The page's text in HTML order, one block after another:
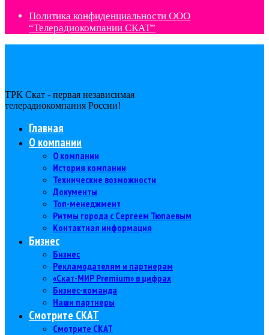
Политика конфиденциальности ООО
“Телерадиокомпании СКАТ”
ТРК Скат - первая независимая
телерадиокомпания Роcсии!
Главная
О компании
О компании
История компании
Технические возможности
Документы
Топ-менеджмент
Ритмы города с Сергеем Тюпаевым
Контактная информация
Бизнес
Бизнес
Рекламодателям и партнерам
«Скат-МИР Premium» в цифрах
Бизнес-команда
Наши партнеры
Смотрите СКАТ
Смотрите СКАТ